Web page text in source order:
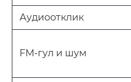
Аудиоотклик
FM-гул и шум